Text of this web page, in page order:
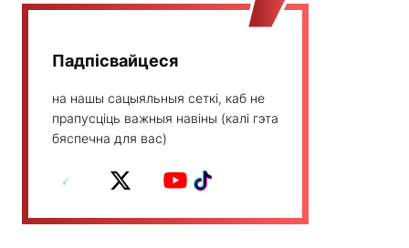
Падпісвайцеся
на нашы сацыяльныя сеткі, каб не
прапусціць важныя навіны (калі гэта
бяспечна для вас)